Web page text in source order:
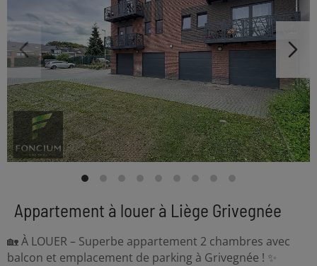
Appartement à louer à Liège Grivegnée
🏡 À LOUER – Superbe appartement 2 chambres avec
balcon et emplacement de parking à Grivegnée ! ✨